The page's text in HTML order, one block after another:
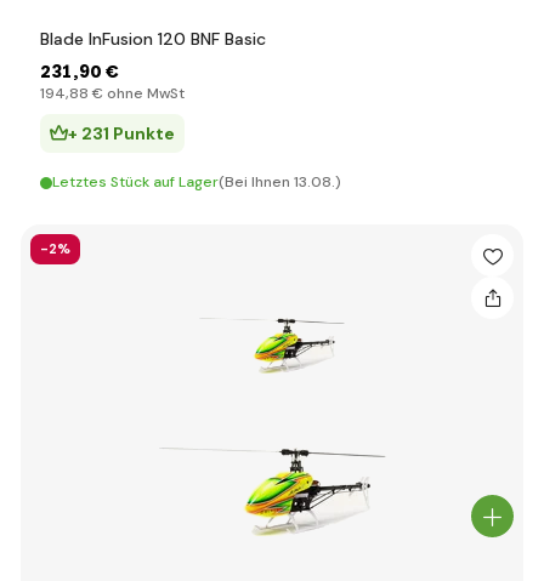
Blade InFusion 120 BNF Basic
231,90 €
194,88 € ohne MwSt
+ 231 Punkte
Letztes Stück auf Lager(Bei Ihnen 13.08.)
-2%